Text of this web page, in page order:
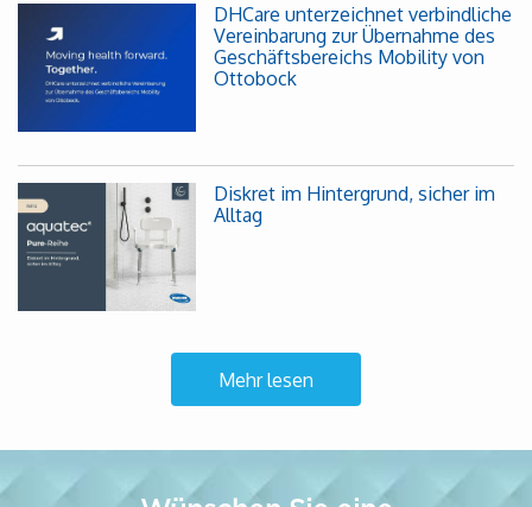
DHCare unterzeichnet verbindliche
Vereinbarung zur Übernahme des
Geschäftsbereichs Mobility von
Ottobock
Diskret im Hintergrund, sicher im
Alltag
Mehr lesen